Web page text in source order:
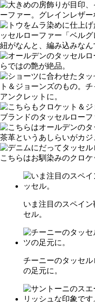
いま注目のスペイ
セル。
チーニーのタッセ
の足元に。